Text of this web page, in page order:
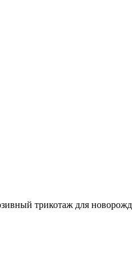
трикотаж для